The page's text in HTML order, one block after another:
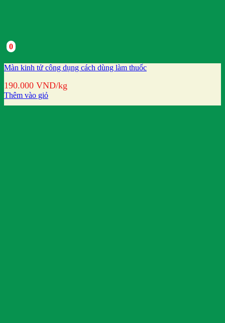
0
Màn kinh tử công dụng cách dùng làm thuốc
190.000 VND/kg
Thêm vào giỏ